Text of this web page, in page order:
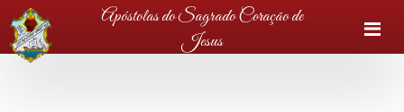
Apóstolas do Sagrado Coração de
Jesus